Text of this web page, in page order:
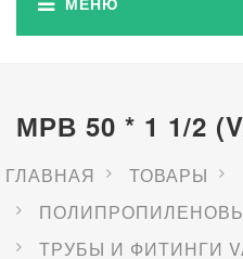
МРВ 50 * 1 1/2
ГЛАВНАЯ ТОВАРЫ
ТРУБЫ И ФИТИНГИ